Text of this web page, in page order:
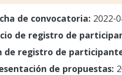
de convocatoria: 2022-
de registro de
de registro de
de propuestas: